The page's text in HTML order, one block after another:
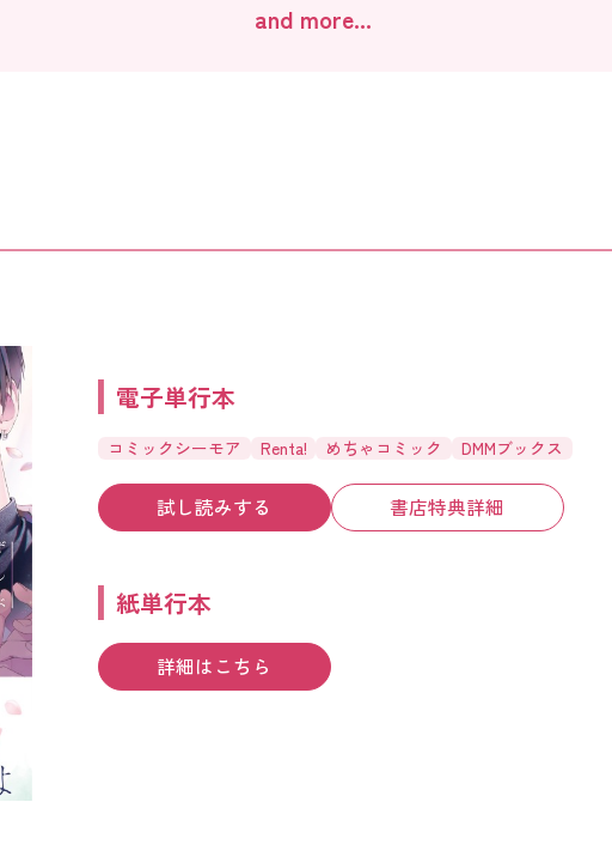
and more...
試し読みする 書店特典詳細
電子単行本
コミックシーモア Renta! めちゃコミック DMMブックス
紙単行本
詳細はこちら